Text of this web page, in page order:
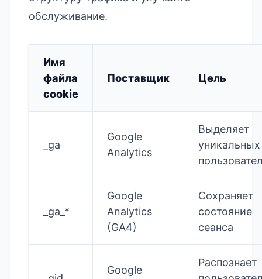
обслуживание.
Имя
файла
cookie
Поставщик Цель
_ga
Google
Analytics
Выделяет
уникальных
_ga_*
Google
Analytics
(GA4)
Сохраняет
состояние
сеанса
Google
Распознает